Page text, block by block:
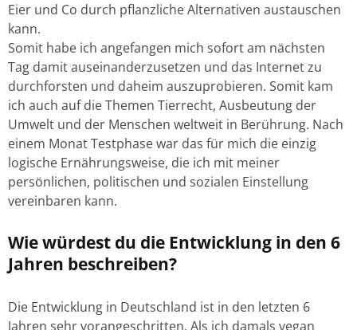
Eier und Co durch pflanzliche Alternativen austauschen
kann.
Somit habe ich angefangen mich sofort am nächsten
Tag damit auseinanderzusetzen und das Internet zu
durchforsten und daheim auszuprobieren. Somit kam
ich auch auf die Themen Tierrecht, Ausbeutung der
Umwelt und der Menschen weltweit in Berührung. Nach
einem Monat Testphase war das für mich die einzig
logische Ernährungsweise, die ich mit meiner
persönlichen, politischen und sozialen Einstellung
vereinbaren kann.
Wie würdest du die Entwicklung in den 6
Jahren beschreiben?
Die Entwicklung in Deutschland ist in den letzten 6
Jahren sehr vorangeschritten. Als ich damals vegan